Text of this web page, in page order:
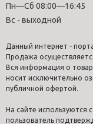
Пн—Сб 08:00—16:45
Вс - выходной
Данный интернет -
Продажа
Вся информация о
носит исключительно
публичной офертой.
На сайте используются
пользователь